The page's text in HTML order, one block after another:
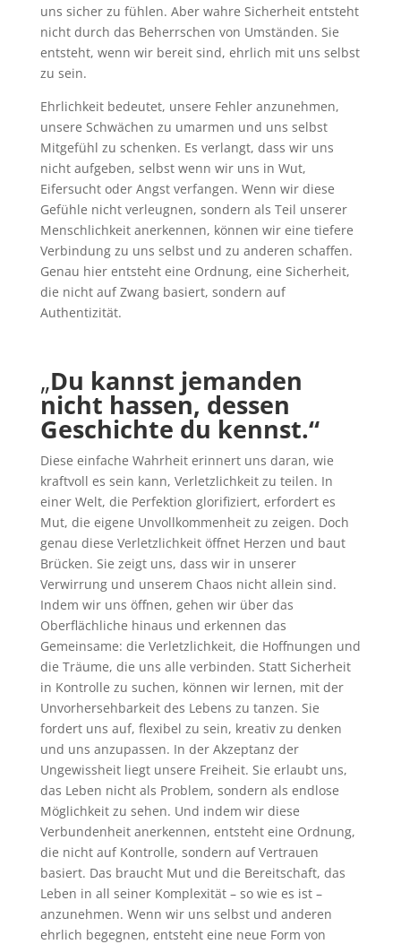
uns sicher zu fühlen. Aber wahre Sicherheit entsteht
nicht durch das Beherrschen von Umständen. Sie
entsteht, wenn wir bereit sind, ehrlich mit uns selbst
zu sein.
Ehrlichkeit bedeutet, unsere Fehler anzunehmen,
unsere Schwächen zu umarmen und uns selbst
Mitgefühl zu schenken. Es verlangt, dass wir uns
nicht aufgeben, selbst wenn wir uns in Wut,
Eifersucht oder Angst verfangen. Wenn wir diese
Gefühle nicht verleugnen, sondern als Teil unserer
Menschlichkeit anerkennen, können wir eine tiefere
Verbindung zu uns selbst und zu anderen schaffen.
Genau hier entsteht eine Ordnung, eine Sicherheit,
die nicht auf Zwang basiert, sondern auf
Authentizität.
„Du kannst jemanden
nicht hassen, dessen
Geschichte du kennst.“
Diese einfache Wahrheit erinnert uns daran, wie
kraftvoll es sein kann, Verletzlichkeit zu teilen. In
einer Welt, die Perfektion glorifiziert, erfordert es
Mut, die eigene Unvollkommenheit zu zeigen. Doch
genau diese Verletzlichkeit öffnet Herzen und baut
Brücken. Sie zeigt uns, dass wir in unserer
Verwirrung und unserem Chaos nicht allein sind.
Indem wir uns öffnen, gehen wir über das
Oberflächliche hinaus und erkennen das
Gemeinsame: die Verletzlichkeit, die Hoffnungen und
die Träume, die uns alle verbinden. Statt Sicherheit
in Kontrolle zu suchen, können wir lernen, mit der
Unvorhersehbarkeit des Lebens zu tanzen. Sie
fordert uns auf, flexibel zu sein, kreativ zu denken
und uns anzupassen. In der Akzeptanz der
Ungewissheit liegt unsere Freiheit. Sie erlaubt uns,
das Leben nicht als Problem, sondern als endlose
Möglichkeit zu sehen. Und indem wir diese
Verbundenheit anerkennen, entsteht eine Ordnung,
die nicht auf Kontrolle, sondern auf Vertrauen
basiert. Das braucht Mut und die Bereitschaft, das
Leben in all seiner Komplexität – so wie es ist –
anzunehmen. Wenn wir uns selbst und anderen
ehrlich begegnen, entsteht eine neue Form von